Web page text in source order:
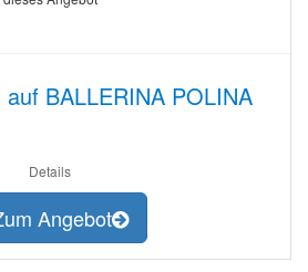
BALLERINA POLINA
Details
Angebot